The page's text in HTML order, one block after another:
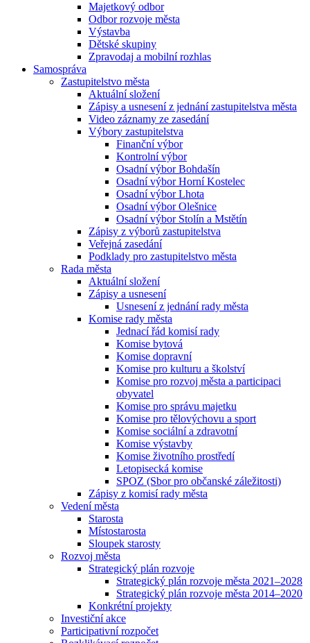
Majetkový odbor
Odbor rozvoje města
Výstavba
Dětské skupiny
Zpravodaj a mobilní rozhlas
Samospráva
Zastupitelstvo města
Aktuální složení
Zápisy a usnesení z jednání zastupitelstva města
Video záznamy ze zasedání
Výbory zastupitelstva
Finanční výbor
Kontrolní výbor
Osadní výbor Bohdašín
Osadní výbor Horní Kostelec
Osadní výbor Lhota
Osadní výbor Olešnice
Osadní výbor Stolín a Mstětín
Zápisy z výborů zastupitelstva
Veřejná zasedání
Podklady pro zastupitelstvo města
Rada města
Aktuální složení
Zápisy a usnesení
Usnesení z jednání rady města
Komise rady města
Jednací řád komisí rady
Komise bytová
Komise dopravní
Komise pro kulturu a školství
Komise pro rozvoj města a participaci
obyvatel
Komise pro správu majetku
Komise pro tělovýchovu a sport
Komise sociální a zdravotní
Komise výstavby
Komise životního prostředí
Letopisecká komise
SPOZ (Sbor pro občanské záležitosti)
Zápisy z komisí rady města
Vedení města
Starosta
Místostarosta
Sloupek starosty
Rozvoj města
Strategický plán rozvoje
Strategický plán rozvoje města 2021–2028
Strategický plán rozvoje města 2014–2020
Konkrétní projekty
Investiční akce
Participativní rozpočet